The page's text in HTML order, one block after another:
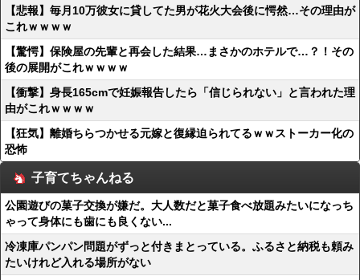
【悲報】毎月10万彼女に貸してた男が花火大会後に愕然…その理由が
これｗｗｗｗ
【驚愕】保険屋の先輩と再会した結果…まさかのホテルで…？！その
後の展開がこれｗｗｗｗ
【衝撃】身長165cmで妊娠報告したら「信じられない」と言われた理
由がこれｗｗｗｗ
【狂気】離婚ちらつかせる元嫁と復縁迫られてるｗｗストーカー化の
恐怖
子育てちゃんねる
公園遊びの菓子交換が嫌だ。大人数だと菓子食べ放題みたいになっち
ゃって身体にも歯にも良くない...
冷凍庫パンパン問題がずっと付きまとっている。ふるさと納税も頼み
たいけれど入れる場所がない